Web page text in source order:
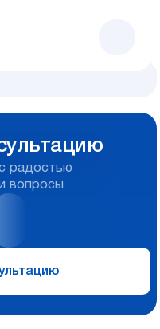
радостью
вопросы